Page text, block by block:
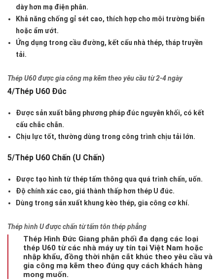
dày hơn mạ điện phân.
Khả năng chống gỉ sét cao, thích hợp cho môi trường biển
hoặc ẩm ướt.
Ứng dụng trong cầu đường, kết cấu nhà thép, tháp truyền
tải.
Thép U60 được gia công mạ kẽm theo yêu cầu từ 2-4 ngày
4/Thép U60 Đúc
Được sản xuất bằng phương pháp đúc nguyên khối, có kết
cấu chắc chắn.
Chịu lực tốt, thường dùng trong công trình chịu tải lớn.
5/Thép U60 Chấn (U Chấn)
Được tạo hình từ thép tấm thông qua quá trình chấn, uốn.
Độ chính xác cao, giá thành thấp hơn thép U đúc.
Dùng trong sản xuất khung kèo thép, gia công cơ khí.
Thép hình U được chấn từ tấm tôn thép phẳng
Thép Hình Đức Giang phân phối đa dạng các loại
thép U60 từ các nhà máy uy tín tại Việt Nam hoặc
nhập khẩu, đồng thời nhận cắt khúc theo yêu cầu và
gia công mạ kẽm theo đúng quy cách khách hàng
mong muốn.